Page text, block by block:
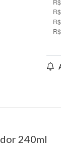
240ml